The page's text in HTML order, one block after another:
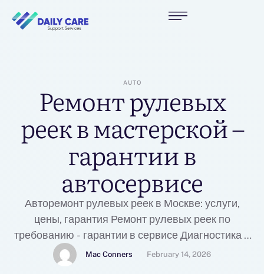
AUTO
Ремонт рулевых
реек в мастерской –
гарантии в
автосервисе
Авторемонт рулевых реек в Москве: услуги,
цены, гарантия Ремонт рулевых реек по
требованию - гарантии в сервисе Диагностика и
работы по ремонту рулевой рейкиПри
обнаружении неисправностей системы
Mac Conners February 14, 2026